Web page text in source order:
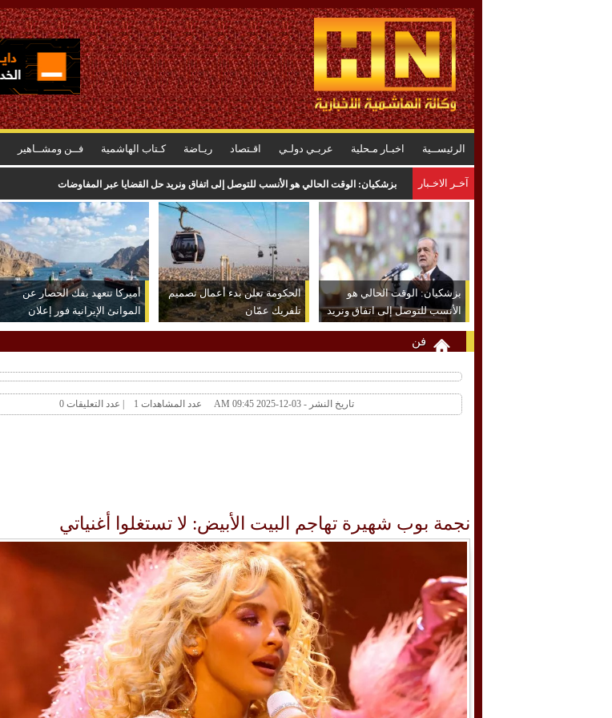
الرئيســية اخبـار مـحلية عربـي دولـي اقـتصاد ريـاضة كـتاب الهاشمية فــن ومشــاهير
آخـر الاخـبار بزشكيان: الوقت الحالي هو الأنسب للتوصل إلى اتفاق ونريد حل القضايا عبر المفاوضات
بزشكيان: الوقت الحالي هو
الأنسب للتوصل إلى اتفاق ونريد
حل القضايا عبر المفاوضات
الحكومة تعلن بدء أعمال تصميم
تلفريك عمّان
أميركا تتعهد بفك الحصار عن
الموانئ الإيرانية فور إعلان
الاتفاق
فن
تاريخ النشر - 03-12-2025 09:45 AM عدد المشاهدات 1 | عدد التعليقات 0
نجمة بوب شهيرة تهاجم البيت الأبيض: لا تستغلوا أغنياتي